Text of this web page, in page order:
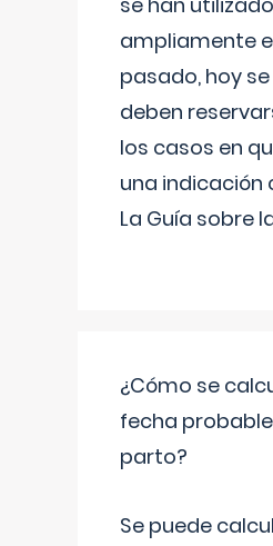
ampliamente
pasado, hoy
deben
los casos en
una indicación
La Guía sobre
¿Cómo se
fecha
parto?
Se puede